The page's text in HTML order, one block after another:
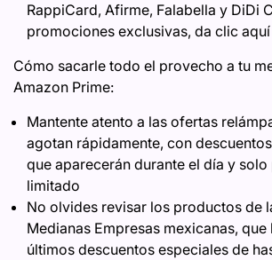
RappiCard, Afirme, Falabella y DiDi
promociones exclusivas, da clic aquí
Cómo sacarle todo el provecho a tu
Amazon Prime:
Mantente atento a las ofertas
agotan rápidamente, con
que aparecerán durante el día y
limitado
No olvides revisar los productos de
Medianas Empresas mexicanas,
últimos descuentos especiales de